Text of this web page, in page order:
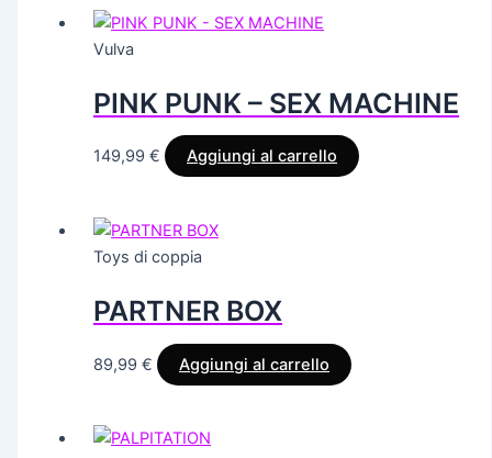
Vulva
PINK PUNK – SEX MACHINE
149,99€ Aggiungi al carrello
Toys di coppia
PARTNER BOX
89,99€ Aggiungi al carrello